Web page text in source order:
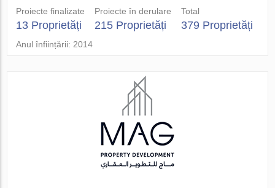
Proiecte finalizate
13 Proprietăți
Proiecte în derulare
215 Proprietăți
Total
379 Proprietăți
Anul înființării: 2014